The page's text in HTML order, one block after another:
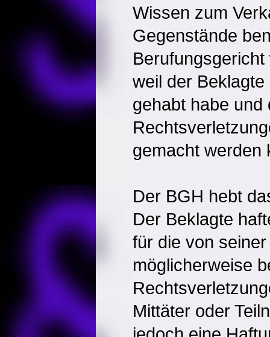
Wissen zum
Gegenstände
weil der
gehabt habe und
gemacht werden
Der BGH hebt
Der Beklagte
für die von
möglicherweise
Mittäter oder